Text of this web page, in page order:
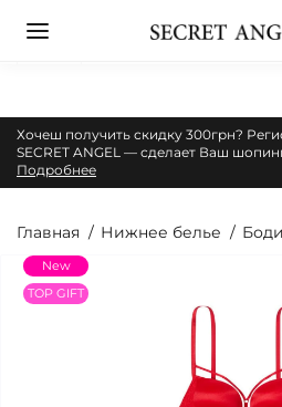
Хочеш получить скидку 300грн?
SECRET ANGEL — сделает Ваш
Подробнее
Главная Нижнее белье Боди
New
TOP GIFT